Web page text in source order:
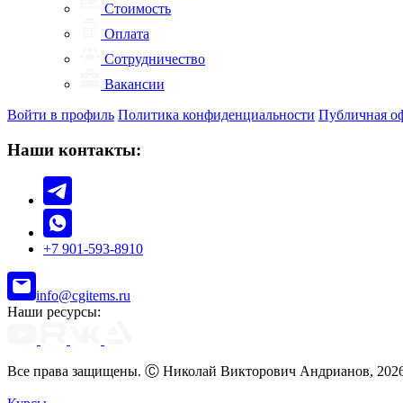
Стоимость
Оплата
Сотрудничество
Вакансии
Войти в профиль Политика конфиденциальности Публичная
Наши контакты:
+7 901-593-8910
info@cgitems.ru
Наши ресурсы:
Все права защищены. Ⓒ Николай Викторович Андрианов,